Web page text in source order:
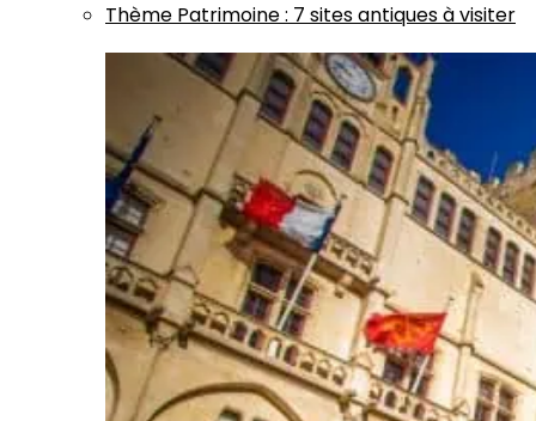
Thème Patrimoine: 7 sites antiques à visiter